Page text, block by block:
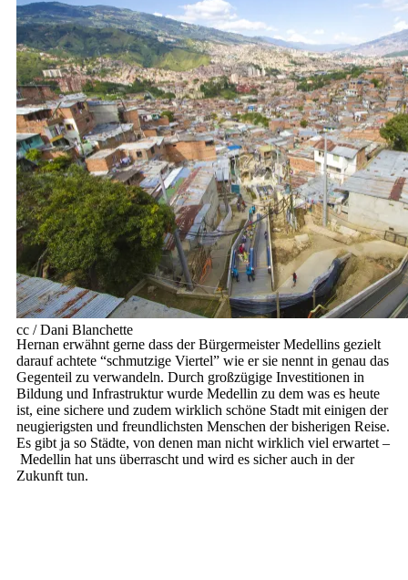
cc / Squiggle
cc / Dani Blanchette
cc / Dani Blanchette
Hernan erwähnt gerne dass der Bürgermeister Medellins gezielt
darauf achtete “schmutzige Viertel” wie er sie nennt in genau das
Gegenteil zu verwandeln. Durch großzügige Investitionen in
Bildung und Infrastruktur wurde Medellin zu dem was es heute
ist, eine sichere und zudem wirklich schöne Stadt mit einigen der
neugierigsten und freundlichsten Menschen der bisherigen Reise.
Es gibt ja so Städte, von denen man nicht wirklich viel erwartet –
Medellin hat uns überrascht und wird es sicher auch in der
Zukunft tun.